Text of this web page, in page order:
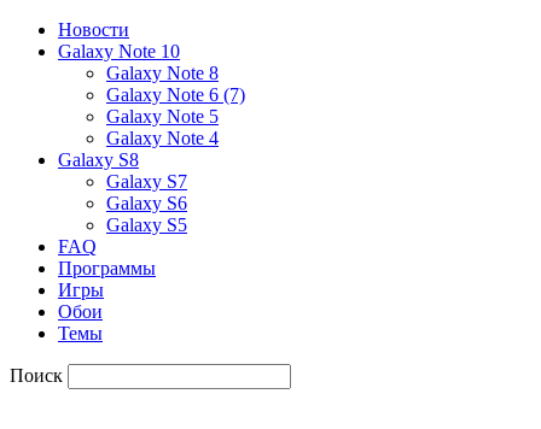
Новости
Galaxy Note 10
Galaxy Note 8
Galaxy Note 6 (7)
Galaxy Note 5
Galaxy Note 4
Galaxy S8
Galaxy S7
Galaxy S6
Galaxy S5
FAQ
Программы
Игры
Обои
Темы
Поиск